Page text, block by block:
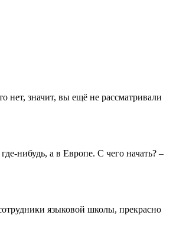
нет, значит, вы ещё не рассматривали
нибудь, а в Европе. С чего начать? –
языковой школы, прекрасно